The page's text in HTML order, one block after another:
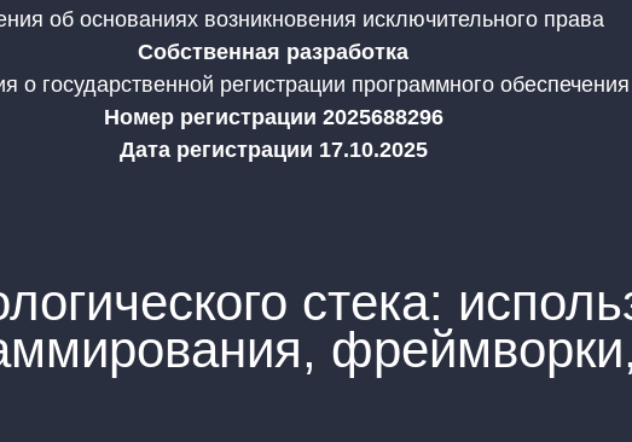
об основаниях возникновения исключительного права
Собственная разработка
о государственной регистрации программного обеспечения
Номер регистрации 2025688296
Дата регистрации 17.10.2025
стека: